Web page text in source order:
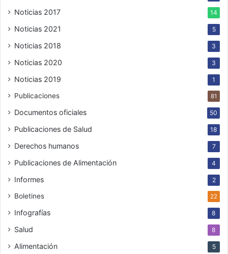
Noticias 2017 14
Noticias 2021 5
Noticias 2018 3
Noticias 2020 3
Noticias 2019 1
Publicaciones 81
Documentos oficiales 50
Publicaciones de Salud 18
Derechos humanos 7
Publicaciones de Alimentación 4
Informes 2
Boletines 22
Infografías 8
Salud 8
Alimentación 5